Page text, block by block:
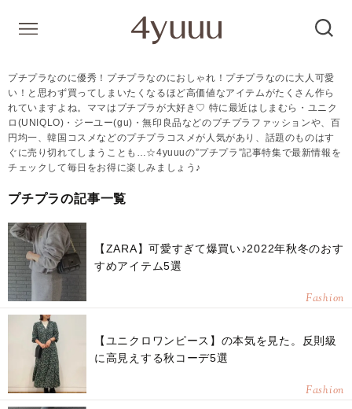
プチプラなのに優秀！プチプラなのにおしゃれ！プチプラなのに大人可愛
い！と思わず買ってしまいたくなるほど高価値なアイテムがたくさん作ら
れていますよね。ママはプチプラが大好き♡ 特に最近はしまむら・ユニク
ロ(UNIQLO)・ジーユー(gu)・無印良品などのプチプラファッションや、百
円均一、韓国コスメなどのプチプラコスメが人気があり、話題のものはす
ぐに売り切れてしまうことも…☆4yuuuの”プチプラ”記事特集で最新情報を
チェックして毎日をお得に楽しみましょう♪
プチプラの記事一覧
【ZARA】可愛すぎて爆買い♪2022年秋冬のおす
すめアイテム5選
Fashion
【ユニクロワンピース】の本気を見た。反則級
に高見えする秋コーデ5選
Fashion